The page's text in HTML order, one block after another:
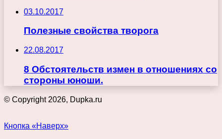
03.10.2017
Полезные свойства творога
22.08.2017
8 Обстоятельств измен в отношениях со
стороны юноши.
© Copyright 2026, Dupka.ru
Кнопка «Наверх»